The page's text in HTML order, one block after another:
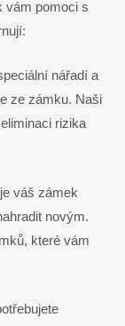
vám pomoci s
nářadí a
ze zámku. Naši
rizika
váš zámek
novým.
které vám